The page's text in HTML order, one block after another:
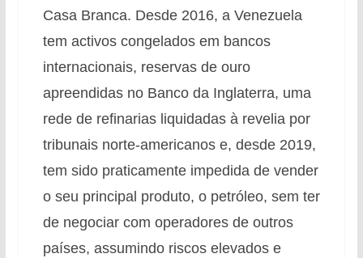
Casa Branca. Desde 2016, a Venezuela
tem activos congelados em bancos
internacionais, reservas de ouro
apreendidas no Banco da Inglaterra, uma
rede de refinarias liquidadas à revelia por
tribunais norte-americanos e, desde 2019,
tem sido praticamente impedida de vender
o seu principal produto, o petróleo, sem ter
de negociar com operadores de outros
países, assumindo riscos elevados e